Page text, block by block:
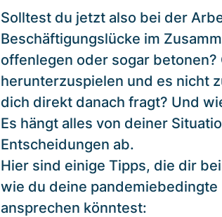
Solltest du jetzt also bei der
Beschäftigungslücke im
offenlegen oder sogar
herunterzuspielen und es nicht
dich direkt danach fragt? Und
Es hängt alles von deiner
Entscheidungen ab.
Hier sind einige Tipps, die dir
wie du deine
ansprechen könntest: